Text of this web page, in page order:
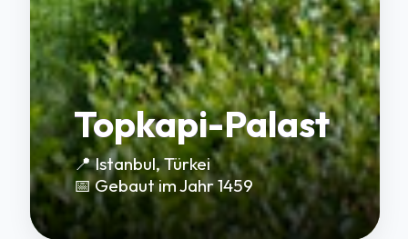
Topkapi-Palast
📍 Istanbul, Türkei
📅 Gebaut im Jahr 1459